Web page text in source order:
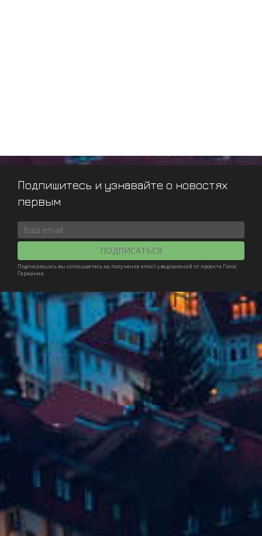
Подпишитесь и узнавайте о новостях
первым
ПОДПИСАТЬСЯ
Подписавшись вы соглашаетесь на получение email-уведомлений от проекта Голос
Германии.